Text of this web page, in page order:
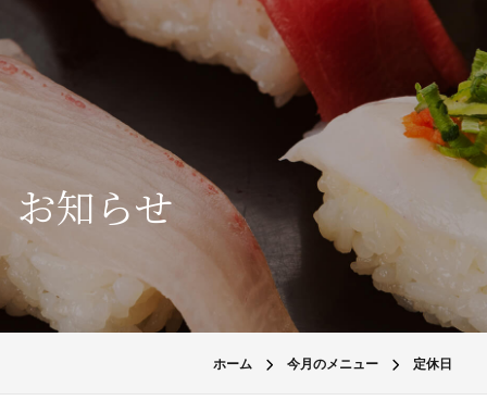
お知らせ
ホーム 今月のメニュー 定休日